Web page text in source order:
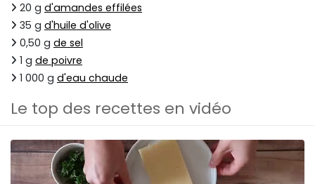
20 g d'amandes effilées
35 g d'huile d'olive
0,50 g de sel
1 g de poivre
1 000 g d'eau chaude
Le top des recettes en vidéo